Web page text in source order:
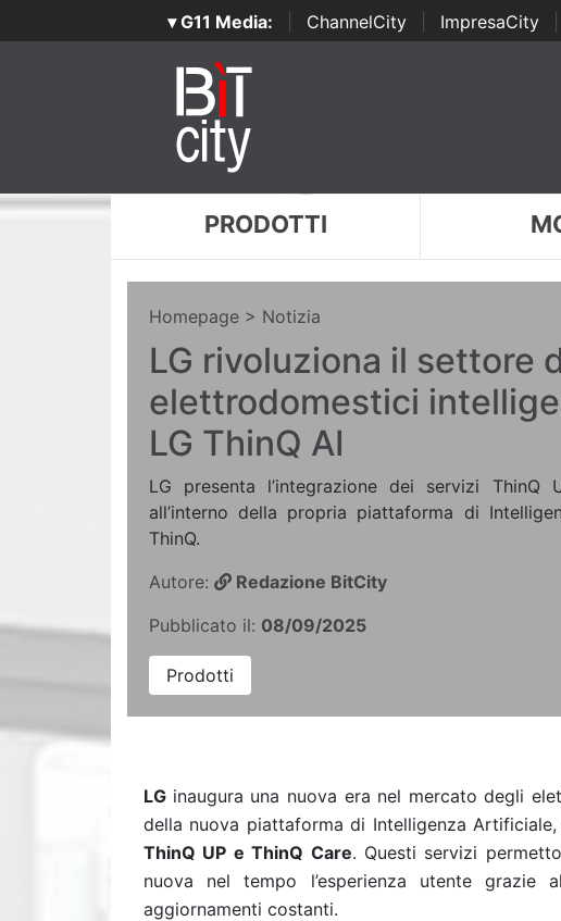
▾ G11 Media: ChannelCity ImpresaCity
PRODOTTI
Homepage > Notizia
LG rivoluziona il settore
elettrodomestici
LG ThinQ AI
LG presenta l’integrazione dei servizi ThinQ
all’interno della propria piattaforma di
ThinQ.
Autore:
Redazione BitCity
Pubblicato il: 08/09/2025
Prodotti
LG inaugura una nuova era nel mercato degli
della nuova piattaforma di Intelligenza Artificiale,
ThinQ UP e ThinQ Care. Questi servizi
nuova nel tempo l’esperienza utente grazie
aggiornamenti costanti.